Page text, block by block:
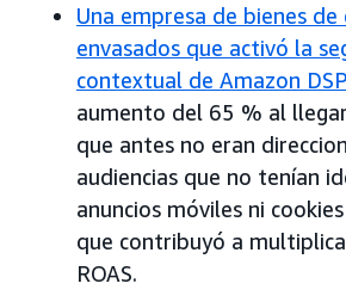
Una empresa de bienes de
envasados que activó la
contextual de Amazon DSP
aumento del 65 % al
que antes no eran
audiencias que no tenían
anuncios móviles ni
que contribuyó a
ROAS.